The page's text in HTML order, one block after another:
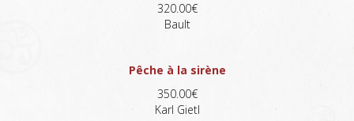
320.00€
Bault
Pêche à la sirène
350.00€
Karl Gietl